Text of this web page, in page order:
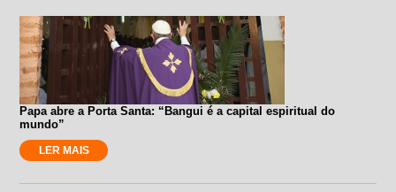
Papa abre a Porta Santa: “Bangui é a capital espiritual do
mundo”
LER MAIS